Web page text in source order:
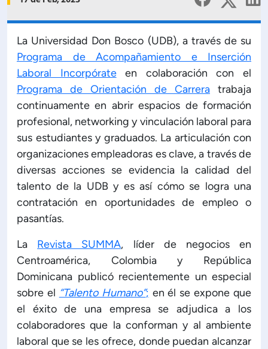
Institucional
organizativa
Rector
Académica
General
de Ciencia y Tecnología
de Gestión Institucional
Administración y Finanzas
e Internacionalización
Publicaciones
La Universidad Don Bosco (UDB), a través de su
Programa de Acompañamiento e Inserción
Laboral Incorpórateen colaboración con el
Programa de Orientación de Carrera trabaja
continuamente en abrir espacios de formación
profesional, networking y vinculación laboral para
sus estudiantes y graduados. La articulación con
organizaciones empleadoras es clave, a través de
diversas acciones se evidencia la calidad del
talento de la UDB y es así cómo se logra una
contratación en oportunidades de empleo o
pasantías.
La Revista SUMMA, líder de negocios en
Centroamérica, Colombia y República
Dominicana publicó recientemente un especial
sobre el “Talento Humano”; en él se expone que
el éxito de una empresa se adjudica a los
colaboradores que la conforman y al ambiente
laboral que se les ofrece, donde puedan alcanzar